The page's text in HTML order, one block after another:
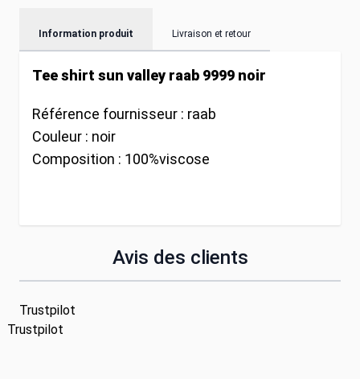
Information produit Livraison et retour
Tee shirt sun valley raab 9999 noir
Référence fournisseur : raab
Couleur : noir
Composition : 100%viscose
Avis des clients
Trustpilot
Trustpilot